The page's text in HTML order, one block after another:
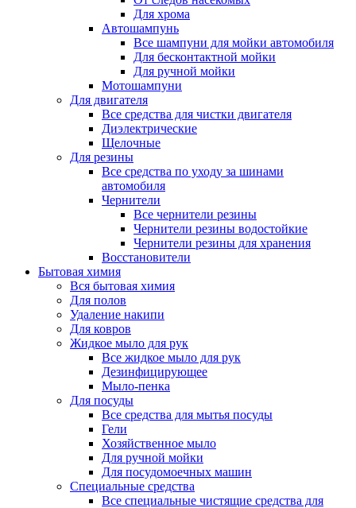
Для хрома
Автошампунь
Все шампуни для мойки автомобиля
Для бесконтактной мойки
Для ручной мойки
Мотошампуни
Для двигателя
Все средства для чистки двигателя
Диэлектрические
Щелочные
Для резины
Все средства по уходу за шинами
автомобиля
Чернители
Все чернители резины
Чернители резины водостойкие
Чернители резины для хранения
Восстановители
Бытовая химия
Вся бытовая химия
Для полов
Удаление накипи
Для ковров
Жидкое мыло для рук
Все жидкое мыло для рук
Дезинфицирующее
Мыло-пенка
Для посуды
Все средства для мытья посуды
Гели
Хозяйственное мыло
Для ручной мойки
Для посудомоечных машин
Специальные средства
Все специальные чистящие средства для